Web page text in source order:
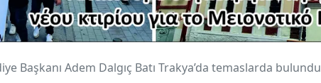
Başkanı Adem Dalgıç Batı Trakya’da temaslarda bulundu